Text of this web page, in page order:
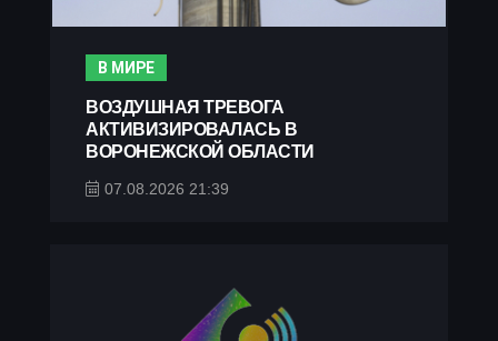
В МИРЕ
ВОЗДУШНАЯ ТРЕВОГА
АКТИВИЗИРОВАЛАСЬ В
ВОРОНЕЖСКОЙ ОБЛАСТИ
07.08.2026 21:39